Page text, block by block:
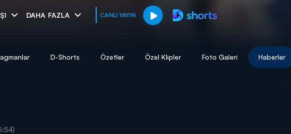
DAHA FAZLA CANLI YAYIN
muhteşem ikili
D-Shorts Özetler Özel Klipler Foto Galeri Haberler